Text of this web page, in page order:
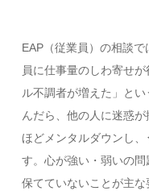
EAP（従業員）の相談
員に仕事量のしわ寄せ
ル不調者が増えた」と
んだら、他の人に迷惑
ほどメンタルダウンし、
す。心が強い・弱いの
保てていないことが主